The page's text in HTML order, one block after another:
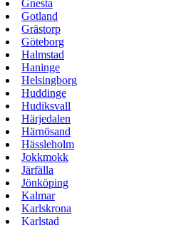
Gnesta
Gotland
Grästorp
Göteborg
Halmstad
Haninge
Helsingborg
Huddinge
Hudiksvall
Härjedalen
Härnösand
Hässleholm
Jokkmokk
Järfälla
Jönköping
Kalmar
Karlskrona
Karlstad